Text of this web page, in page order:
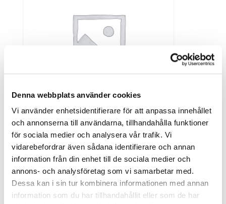
Denna webbplats använder cookies
Vi använder enhetsidentifierare för att anpassa innehållet
och annonserna till användarna, tillhandahålla funktioner
för sociala medier och analysera vår trafik. Vi
vidarebefordrar även sådana identifierare och annan
information från din enhet till de sociala medier och
annons- och analysföretag som vi samarbetar med.
Dessa kan i sin tur kombinera informationen med annan
information som du har tillhandahållit eller som de har
KONFERENSGODIS HÅRDA KARAMELLER